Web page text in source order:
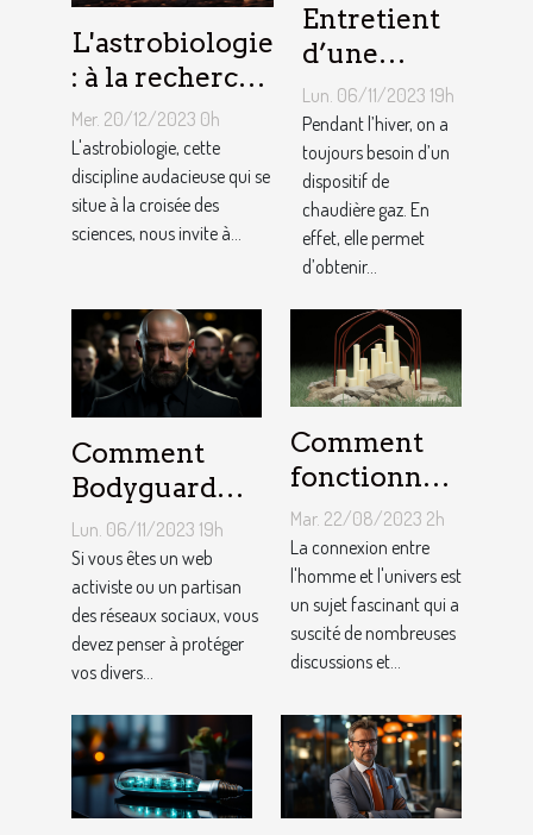
L'astrobiologie
: à la recherche
de la vie au-
delà de la
Terre
Mer. 20/12/2023 0h
L'astrobiologie, cette
discipline audacieuse qui se
situe à la croisée des
sciences, nous invite à...
Entretient
d’une
chaudière
gaz :
Comment
ça marche ?
Lun. 06/11/2023 19h
Pendant l’hiver, on a
toujours besoin d’un
dispositif de
chaudière gaz. En
effet, elle permet
d’obtenir...
Comment
Bodyguard
lutte contre le
cyber
harcèlement ?
Lun. 06/11/2023 19h
Si vous êtes un web
activiste ou un partisan
des réseaux sociaux, vous
devez penser à protéger
vos divers...
Comment
fonctionne
un pendule
divinatoire
en ligne ?
Mar. 22/08/2023 2h
La connexion entre
l'homme et l'univers est
un sujet fascinant qui a
suscité de nombreuses
discussions et...